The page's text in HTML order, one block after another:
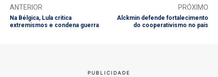
ANTERIOR
Na Bélgica, Lula critica
extremismos e condena guerra
PRÓXIMO
Alckmin defende fortalecimento
do cooperativismo no país